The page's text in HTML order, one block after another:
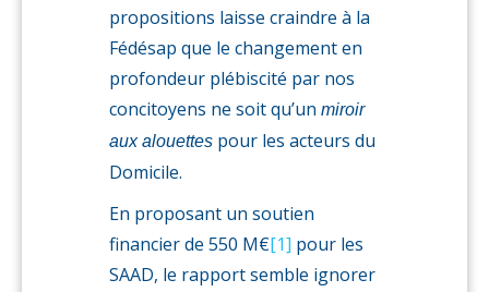
propositions laisse craindre à la
Fédésap que le changement en
profondeur plébiscité par nos
concitoyens ne soit qu’un miroir
aux alouettes pour les acteurs du
Domicile.
En proposant un soutien
financier de 550 M€[1] pour les
SAAD, le rapport semble ignorer